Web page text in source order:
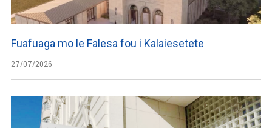
Fuafuaga mo le Falesa fou i Kalaiesetete
27/07/2026